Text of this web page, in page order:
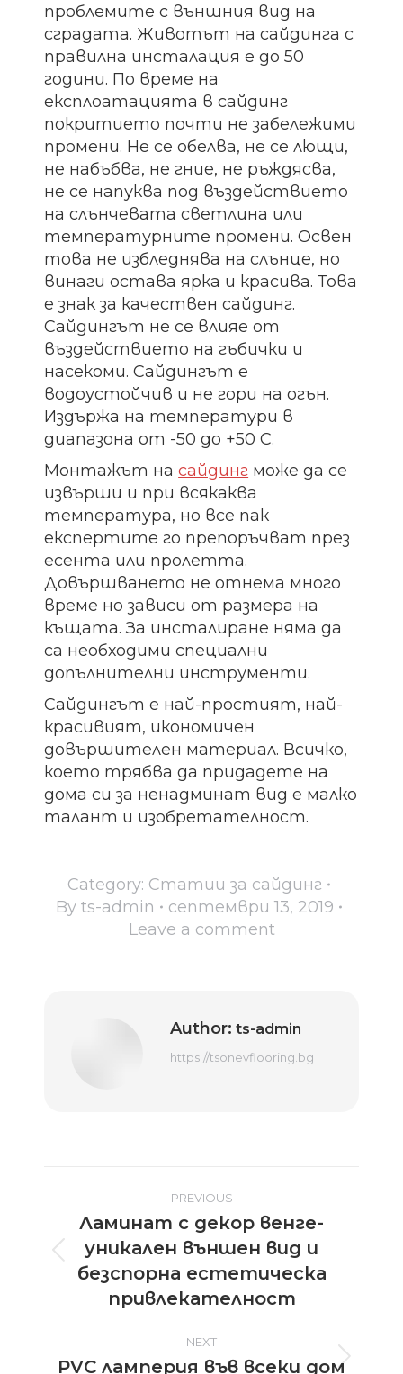
проблемите с външния вид на
сградата. Животът на сайдинга с
правилна инсталация е до 50
години. По време на
експлоатацията в сайдинг
покритието почти не забележими
промени. Не се обелва, не се лющи,
не набъбва, не гние, не ръждясва,
не се напуква под въздействието
на слънчевата светлина или
температурните промени. Освен
това не избледнява на слънце, но
винаги остава ярка и красива. Това
е знак за качествен сайдинг.
Сайдингът не се влияе от
въздействието на гъбички и
насекоми. Сайдингът е
водоустойчив и не гори на огън.
Издържа на температури в
диапазона от -50 до +50 С.
Монтажът насайдинг може да се
извърши и при всякаква
температура, но все пак
експертите го препоръчват през
есента или пролетта.
Довършването не отнема много
време но зависи от размера на
къщата. За инсталиране няма да
са необходими специални
допълнителни инструменти.
Сайдингът е най-простият, най-
красивият, икономичен
довършителен материал. Всичко,
което трябва да придадете на
дома си за ненадминат вид е малко
талант и изобретателност.
Category: Статии за сайдинг
By ts-admin
септември 13, 2019
Leave a comment
Author: ts-admin
https://tsonevflooring.bg
navigation
PREVIOUS
Previous
post:
Ламинат с декор венге-
уникален външен вид и
безспорна естетическа
привлекателност
NEXT
Next
PVC ламперия във всеки дом